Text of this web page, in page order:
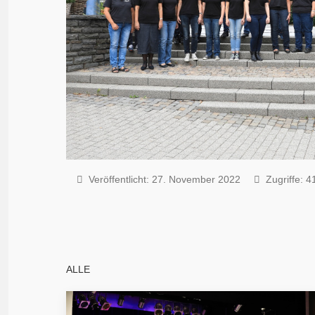
Veröffentlicht: 27. November 2022 Zugriffe:
ALLE